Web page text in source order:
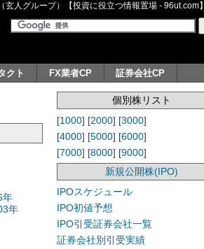
人グループ）【投資に役立つ情報置場 - 96ut.com】
クト FX業者CP 証券会社CP
年
年
個別株リスト
[1000] [2000] [3000]
[4000] [5000] [6000]
[7000] [8000] [9000]
新規公開株(IPO)
IPOスケジュール
IPO初値予想
IPO引受証券会社一覧
証券会社別引受実績